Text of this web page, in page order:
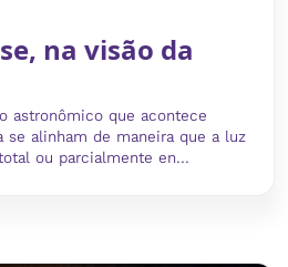
na visão da
astronômico que acontece
se alinham de maneira que a luz
ou parcialmente en...